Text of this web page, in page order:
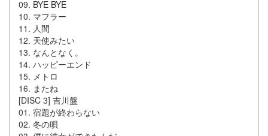
09. BYE BYE
10. マフラー
11. 人間
12. 天使みたい
13. なんとなく。
14. ハッピーエンド
15. メトロ
16. またね
[DISC 3] 吉川盤
01. 宿題が終わらない
02. 冬の唄